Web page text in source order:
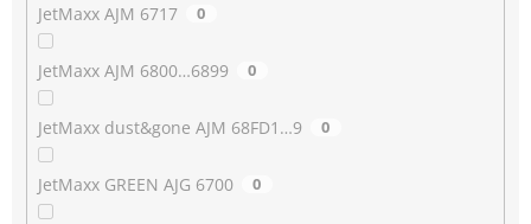
JetMaxx AJM 6717 0
JetMaxx AJM 6800…6899 0
JetMaxx dust&gone AJM 68FD1…9 0
JetMaxx GREEN AJG 6700 0